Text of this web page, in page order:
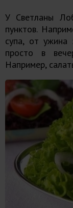
У Светланы
пунктов.
супа, от ужина
просто в
Например,